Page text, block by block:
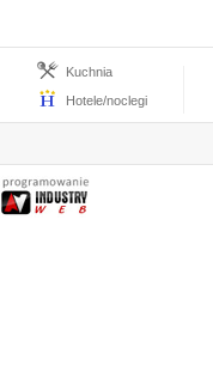
Kuchnia
Hotele/noclegi